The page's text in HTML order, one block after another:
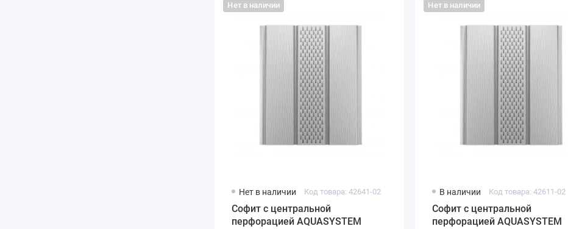
Нет в наличии
Нет в наличии Код товара: 42641-02
Софит с центральной
перфорацией AQUASYSTEM
Нет в наличии
В наличии Код товара: 42611-02
Софит с центральной
перфорацией AQUASYSTEM